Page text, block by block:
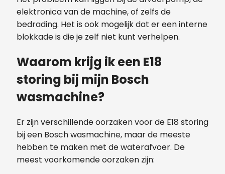
elektronica van de machine, of zelfs de
bedrading. Het is ook mogelijk dat er een interne
blokkade is die je zelf niet kunt verhelpen.
Waarom krijg ik een E18
storing bij mijn Bosch
wasmachine?
Er zijn verschillende oorzaken voor de E18 storing
bij een Bosch wasmachine, maar de meeste
hebben te maken met de waterafvoer. De
meest voorkomende oorzaken zijn: